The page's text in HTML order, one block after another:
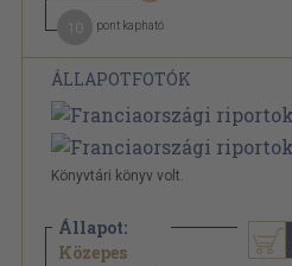
pont kapható
ÁLLAPOTFOTÓK
Könyvtári könyv volt.
Állapot:
Közepes
960 Ft